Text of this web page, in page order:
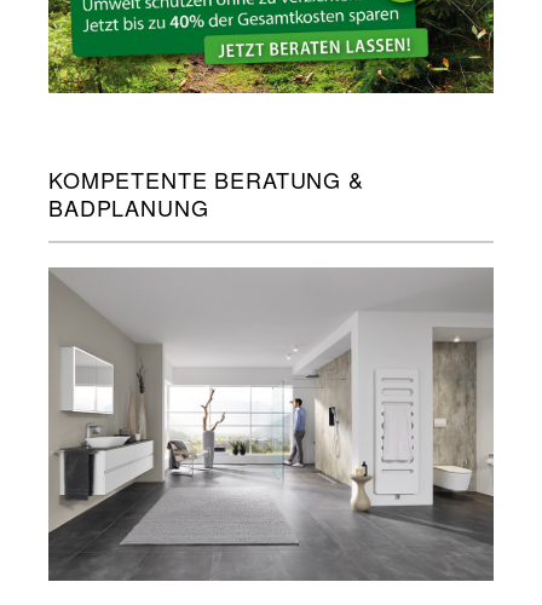
KOMPETENTE BERATUNG &
BADPLANUNG